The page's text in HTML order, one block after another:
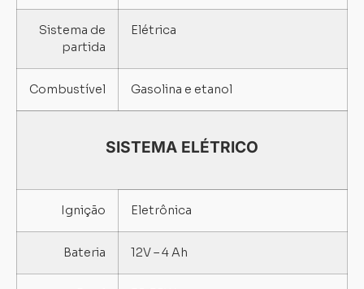
Sistema de
partida
Elétrica
Combustível Gasolina e etanol
SISTEMA ELÉTRICO
Ignição Eletrônica
Bateria 12V – 4 Ah
Carregando...
Carregando...